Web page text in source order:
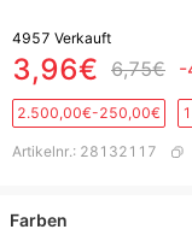
4957 Verkauft
3,96€ 6,75€ -
2.500,00€-250,00€
Artikelnr.: 28132117
Farben